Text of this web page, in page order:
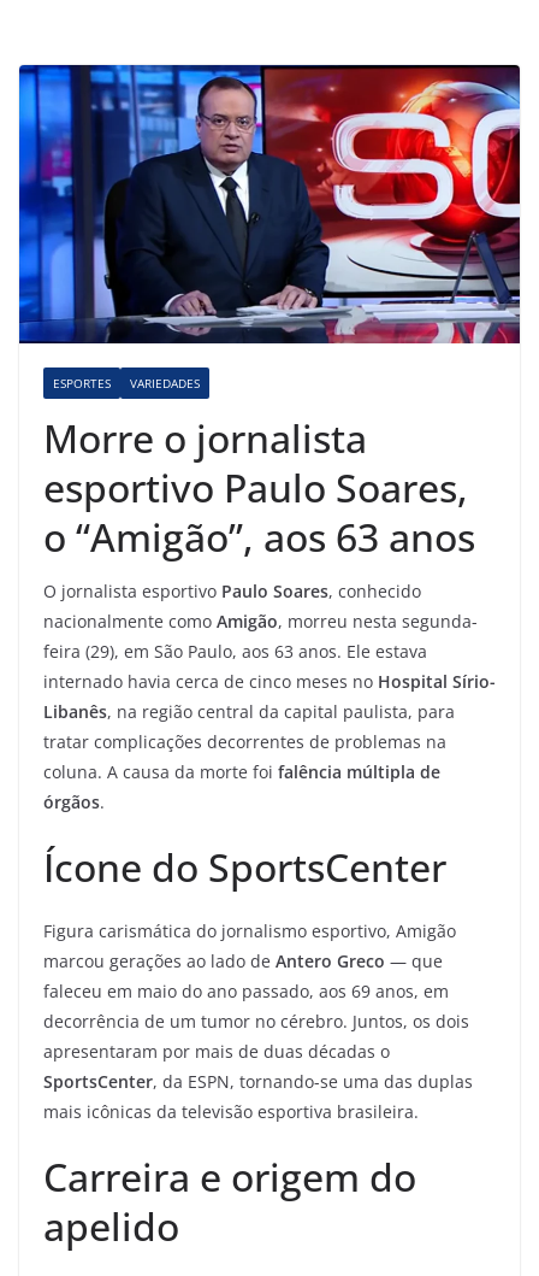
ESPORTES VARIEDADES
Morre o jornalista
esportivo Paulo Soares,
o “Amigão”, aos 63 anos
O jornalista esportivo Paulo Soares, conhecido
nacionalmente como Amigão, morreu nesta segunda-
feira (29), em São Paulo, aos 63 anos. Ele estava
internado havia cerca de cinco meses no Hospital Sírio-
Libanês, na região central da capital paulista, para
tratar complicações decorrentes de problemas na
coluna. A causa da morte foi falência múltipla de
órgãos.
Ícone do SportsCenter
Figura carismática do jornalismo esportivo, Amigão
marcou gerações ao lado de Antero Greco — que
faleceu em maio do ano passado, aos 69 anos, em
decorrência de um tumor no cérebro. Juntos, os dois
apresentaram por mais de duas décadas o
SportsCenter, da ESPN, tornando-se uma das duplas
mais icônicas da televisão esportiva brasileira.
Carreira e origem do
apelido